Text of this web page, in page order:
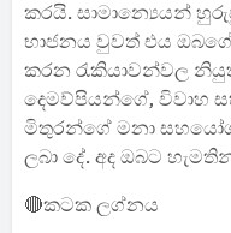
කරයි. සාමාන්‍යෙයන්
භාජනය වුවත් එය
කරන රැකියාවන්වල
දෙමව්පියන්ගේ, විවාහ
මිතුරන්ගේ මනා
ලබා දේ. අද ඔබට
🔴කටක ලග්නය